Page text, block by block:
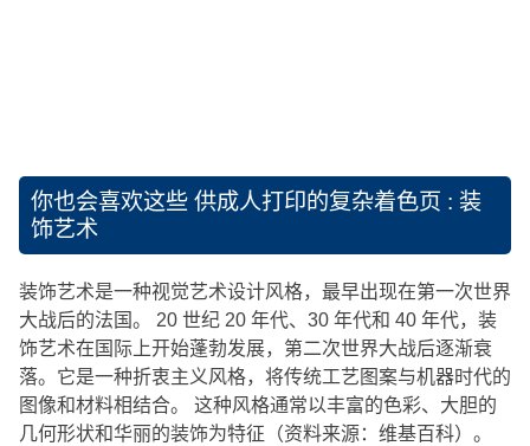
你也会喜欢这些 供成人打印的复杂着色页 : 装
饰艺术
装饰艺术是一种视觉艺术设计风格，最早出现在第一次世界
大战后的法国。 20 世纪 20 年代、30 年代和 40 年代，装
饰艺术在国际上开始蓬勃发展，第二次世界大战后逐渐衰
落。它是一种折衷主义风格，将传统工艺图案与机器时代的
图像和材料相结合。 这种风格通常以丰富的色彩、大胆的
几何形状和华丽的装饰为特征（资料来源：维基百科）。